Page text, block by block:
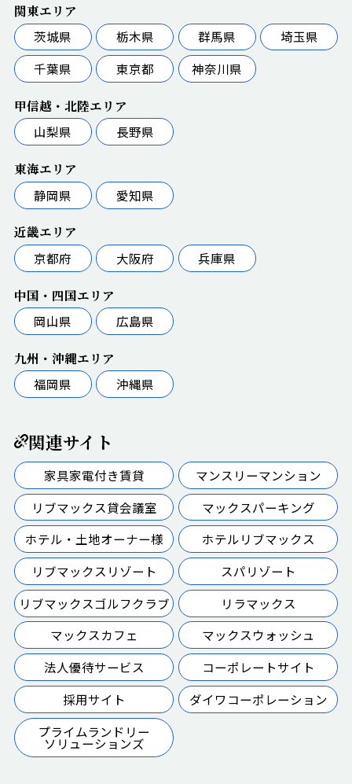
関東エリア
茨城県
栃木県 群馬県
埼玉県
千葉県
東京都 神奈川県
甲信越・北陸エリア
山梨県
長野県
東海エリア
静岡県
愛知県
近畿エリア
京都府
大阪府 兵庫県
中国・四国エリア
岡山県
広島県
九州・沖縄エリア
福岡県
沖縄県
関連サイト
家具家電付き賃貸
マンスリーマンション
リブマックス貸会議室
マックスパーキング
ホテル・土地オーナー様
ホテルリブマックス
リブマックスリゾート
スパリゾート
リブマックスゴルフクラブ
リラマックス
マックスカフェ
マックスウォッシュ
法人優待サービス
コーポレートサイト
採用サイト
ダイワコーポレーション
プライムランドリー
ソリューションズ